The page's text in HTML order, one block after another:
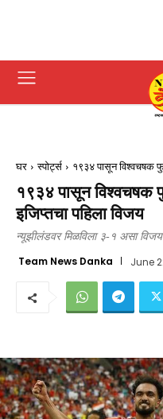
घर स्पोर्ट्स १९३४ पासून विश्वचषक
१९३४ पासून विश्वचषक
इजिप्तचा पहिला विजय
न्यूझीलंडवर मिळविला ३-१ असा विजय
Team News Danka June